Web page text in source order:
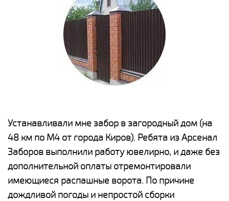
Устанавливали мне забор в загородный дом (на
48 км по М4 от города Киров). Ребята из Арсенал
Заборов выполнили работу ювелирно, и даже без
дополнительной оплаты отремонтировали
имеющиеся распашные ворота. По причине
дождливой погоды и непростой сборки